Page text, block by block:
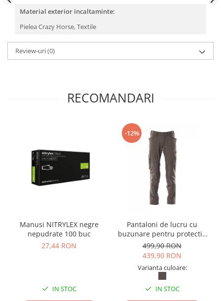
Material exterior incaltaminte:
Pielea Crazy Horse,Textile
Review-uri(0)
RECOMANDARI
Manusi NITRYLEX negre
nepudrate 100 buc
27,44 RON
IN STOC
-12%
Pantaloni de lucru cu
buzunare pentru protectie
la genunchi Mascot®
ACCELERATE
499,90 RON
439,90 RON
Varianta culoare:
IN STOC